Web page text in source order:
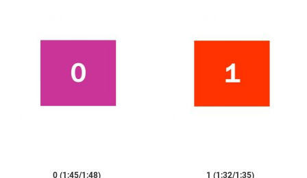
0 (1:45/1:48) 1 (1:32/1:35)